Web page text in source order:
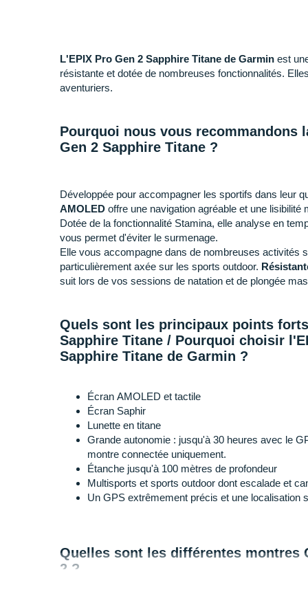
L'EPIX Pro Gen 2 Sapphire Titane de Garmin est
résistante et dotée de nombreuses fonctionnalités.
aventuriers.
Pourquoi nous vous recommandons
Gen 2 Sapphire Titane ?
Développée pour accompagner les sportifs dans leur
AMOLED offre une navigation agréable et une lisibilité
Dotée de la fonctionnalité Stamina, elle analyse en
vous permet d'éviter le surmenage.
Elle vous accompagne dans de nombreuses activités
particulièrement axée sur les sports outdoor.
suit lors de vos sessions de natation et de plongée
Quels sont les principaux points
Sapphire Titane / Pourquoi choisir
Sapphire Titane de Garmin ?
Écran AMOLED et tactile
Écran Saphir
Lunette en titane
Grande autonomie : jusqu'à 30 heures avec le
montre connectée uniquement.
Étanche jusqu'à 100 mètres de profondeur
Multisports et sports outdoor dont escalade et
Un GPS extrêmement précis et une localisation
Quelles sont les différentes montres
2 ?